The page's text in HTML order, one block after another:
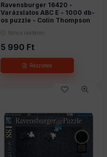
Ravensburger 16420 -
Varázslatos ABC E - 1000 db-
os puzzle - Colin Thompson
Nincs raktáron
5 990 Ft